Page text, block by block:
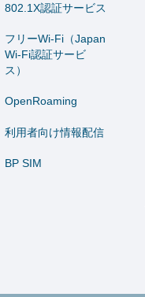
802.1X認証サービス
フリーWi-Fi（Japan
Wi-Fi認証サービ
ス）
OpenRoaming
利用者向け情報配信
BP SIM